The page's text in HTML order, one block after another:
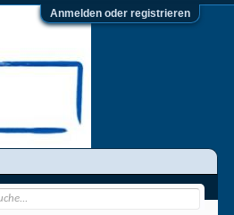
Anmelden oder registrieren